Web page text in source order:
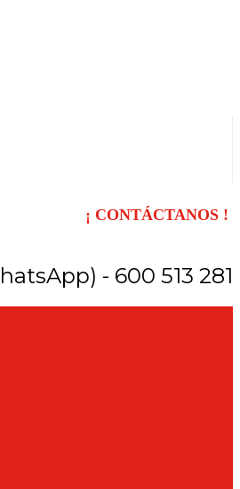
¡ CONTÁCTANOS !
- 600 513 281